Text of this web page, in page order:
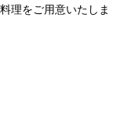
理をご用意いたしま